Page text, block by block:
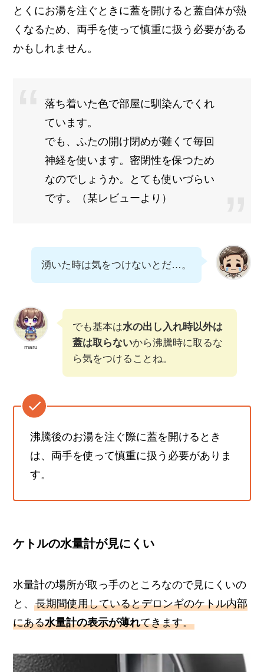
とくにお湯を注ぐときに蓋を開けると蓋自体が熱
くなるため、両手を使って慎重に扱う必要がある
かもしれません。
落ち着いた色で部屋に馴染んでくれ
ています。
でも、ふたの開け閉めが難くて毎回
神経を使います。密閉性を保つため
なのでしょうか。とても使いづらい
です。（某レビューより）
湧いた時は気をつけないとだ…。
maru
でも基本は水の出し入れ時以外は
蓋は取らないから沸騰時に取るな
ら気をつけることね。
沸騰後のお湯を注ぐ際に蓋を開けるとき
は、両手を使って慎重に扱う必要がありま
す。
ケトルの水量計が見にくい
水量計の場所が取っ手のところなので見にくいの
と、長期間使用しているとデロンギのケトル内部
にある水量計の表示が薄れてきます。